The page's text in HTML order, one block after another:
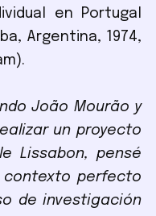
en Portugal
Argentina, 1974,
João Mourão y
un proyecto
Lissabon, pensé
perfecto
de investigación